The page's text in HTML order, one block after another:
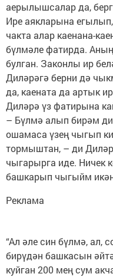
аерылышсалар да,
Ире аякларына
чакта алар каенана-
бүлмәле фатирда.
булган. Законлы ир
Диләрәгә берни дә
да, каената да артык
Диләрә үз фатирына
– Бүлмә алып бирәм
ошамаса үзең чыгып
тормыштан, – ди
чыгарырга иде. Ничек
башкарып чыгыйм
Реклама
“Ал әле син бүлмә, ал,
бирүдән башкасын
куйган 200 мең сум